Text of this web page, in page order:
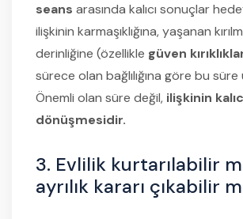
seans arasında kalıcı sonuçlar
ilişkinin karmaşıklığına, yaşanan
derinliğine (özellikle güven
sürece olan bağlılığına göre bu süre
Önemli olan süre değil, ilişkinin
dönüşmesidir.
3. Evlilik kurtarılabilir
ayrılık kararı çıkabilir